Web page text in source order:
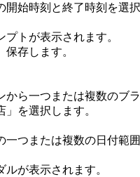
始時刻と終了時刻を選択
トが表示されます。
存します。
ら一つまたは複数のブ
を選択します。
つまたは複数の日付範
が表示されます。